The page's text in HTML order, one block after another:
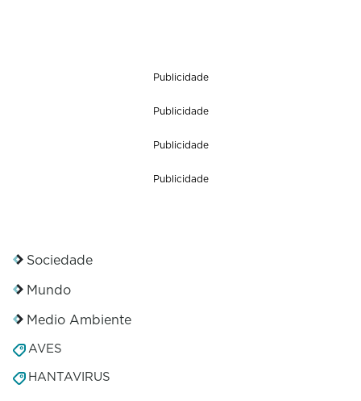
Publicidade
Publicidade
Publicidade
Publicidade
Sociedade
Mundo
Medio Ambiente
AVES
HANTAVIRUS